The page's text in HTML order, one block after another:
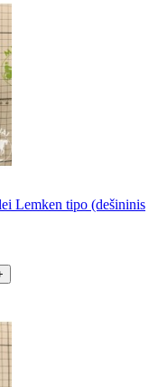
Lemken tipo (dešininis